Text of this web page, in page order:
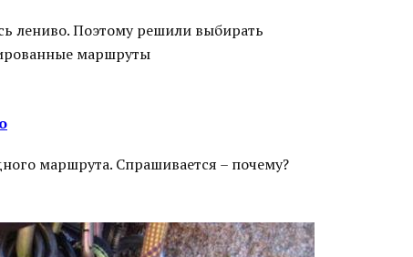
лениво. Поэтому решили выбирать
маршруты
маршрута. Спрашивается – почему?